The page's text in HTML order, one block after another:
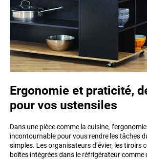
Ergonomie et praticité,
pour vos ustensiles
Dans une pièce comme la cuisine,
incontournable pour vous rendre les tâches
simples. Les organisateurs d’évier, les tiroirs
boîtes intégrées dans le réfrigérateur comme